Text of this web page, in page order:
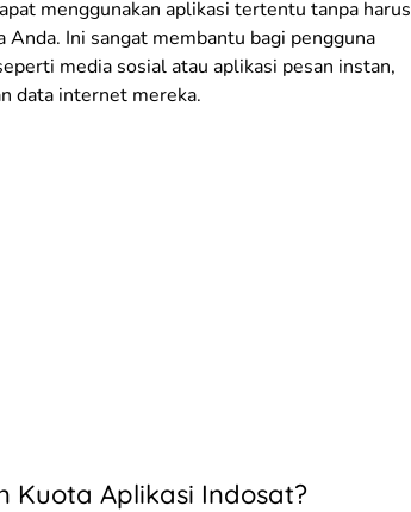
menggunakan aplikasi tertentu tanpa harus
Ini sangat membantu bagi pengguna
media sosial atau aplikasi pesan instan,
data internet mereka.
Kuota Aplikasi Indosat?